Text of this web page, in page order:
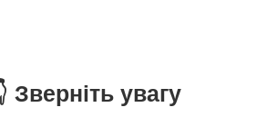
Зверніть увагу